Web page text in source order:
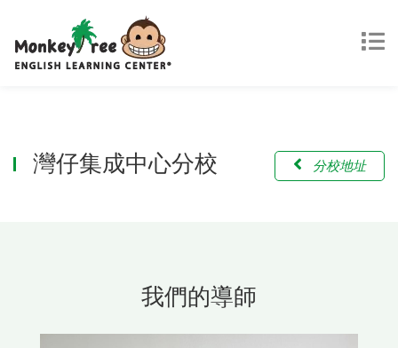
灣仔集成中心分校 分校地址
我們的導師